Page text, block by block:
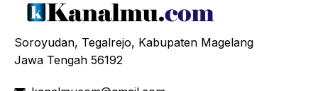
Soroyudan, Tegalrejo, Kabupaten Magelang
Jawa Tengah 56192